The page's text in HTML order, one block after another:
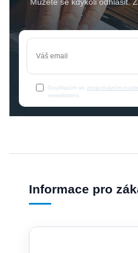
Můžete se kdykoli odhlásit.
Souhlasím se zpracováním
newsletteru.
Informace pro